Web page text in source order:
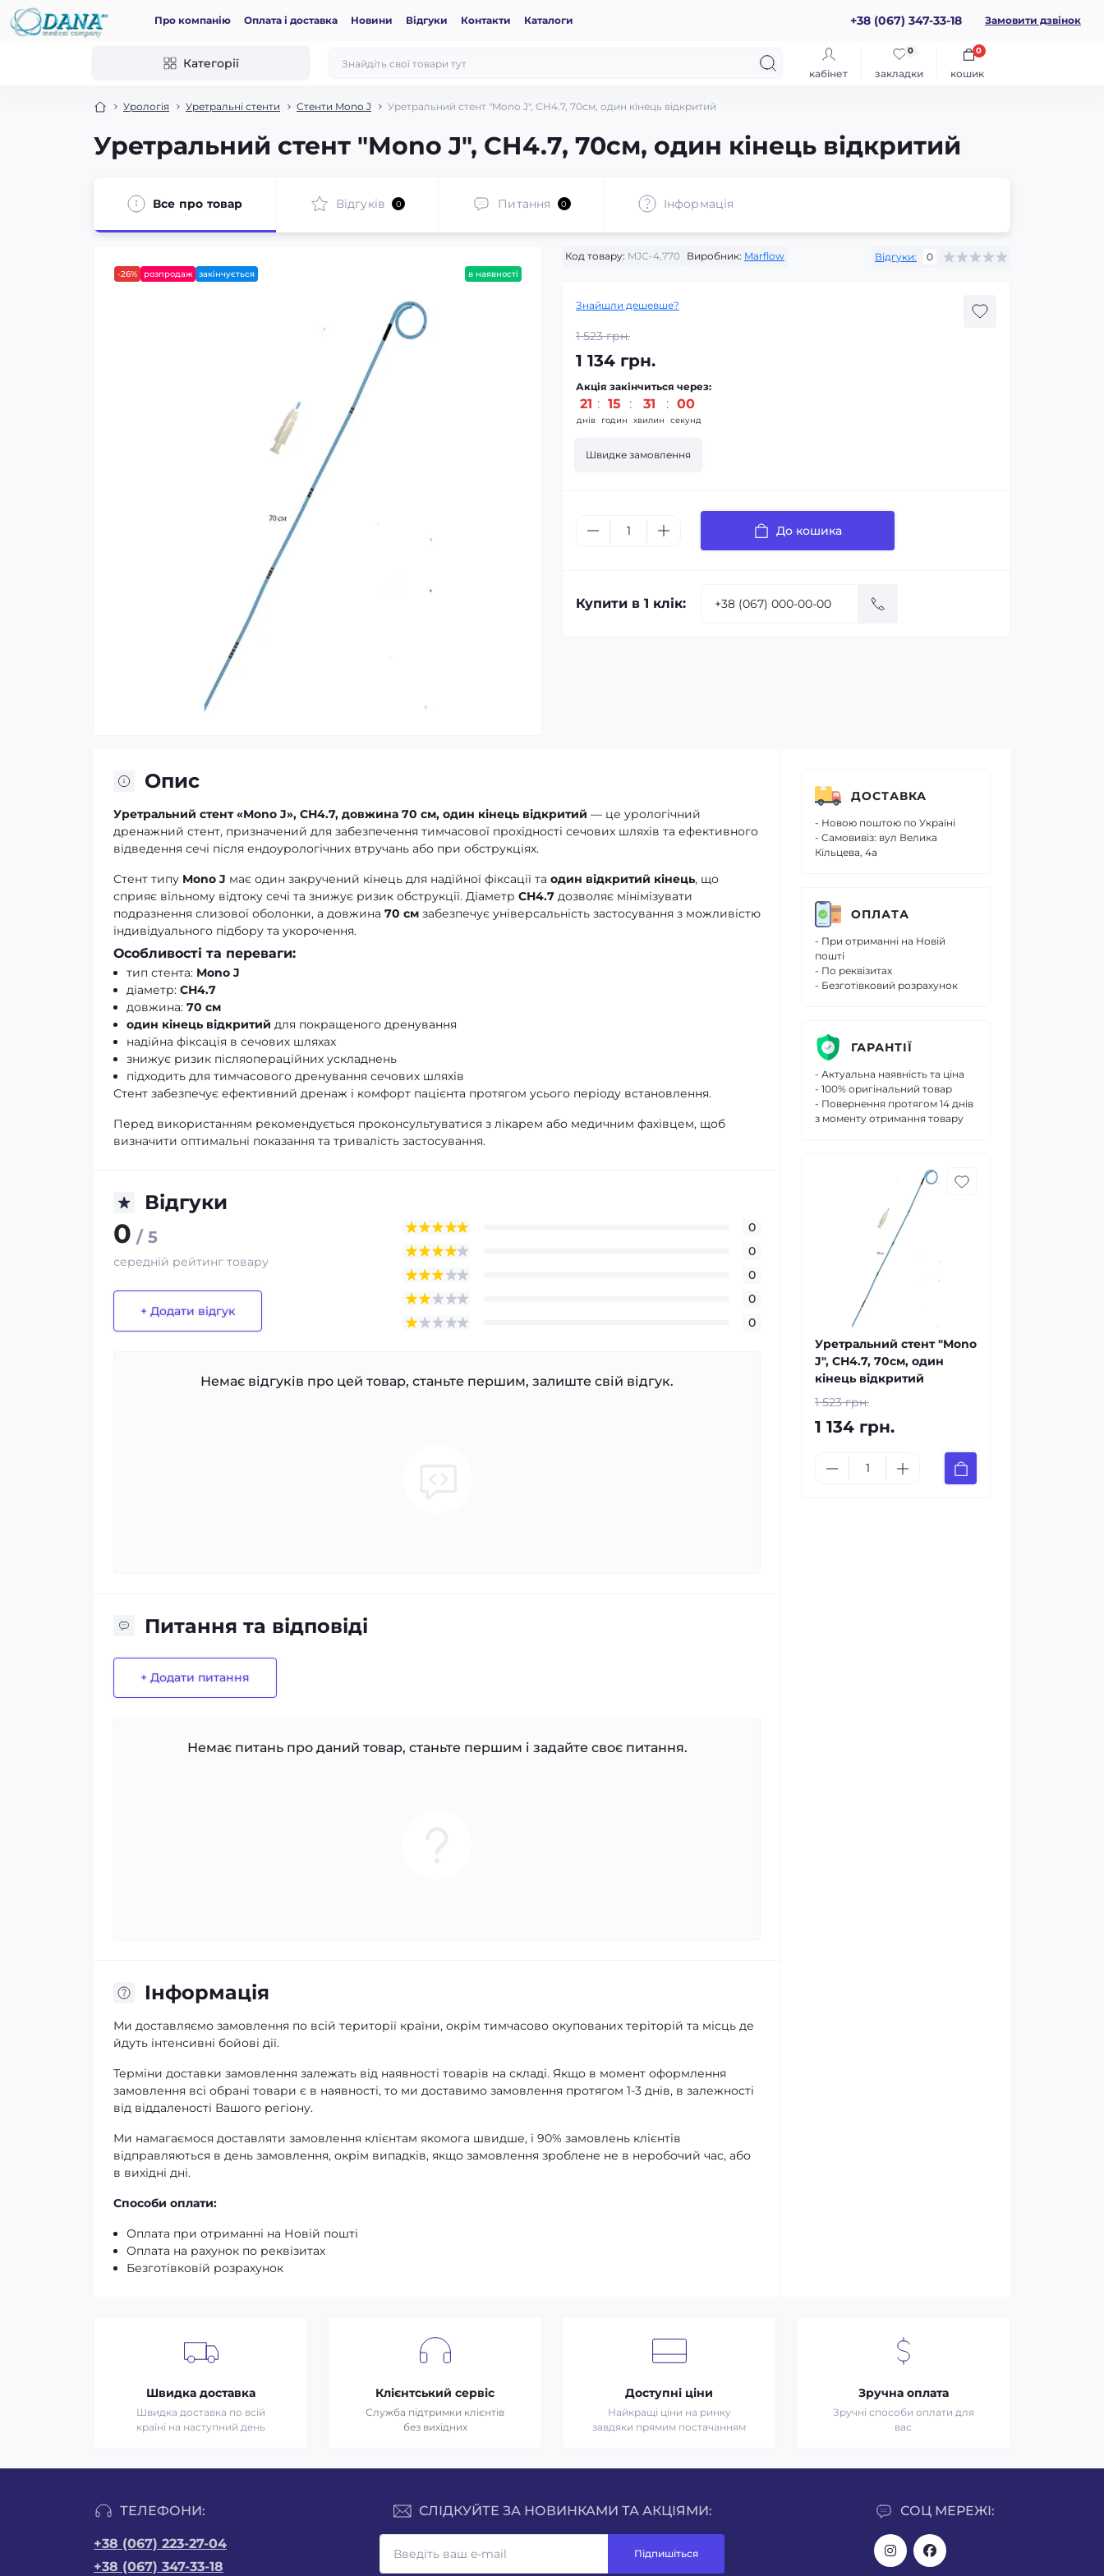
Про компанію Оплата і доставка Новини Відгуки Контакти Каталоги +38 (067) 347-33-18 Замовити дзвінок
Категорії
кабінет закладки
0
кошик
0
Урологія Уретральні стенти Стенти Mono J Уретральний стент "Mono J", СН4.7, 70см, один кінець відкритий
Уретральний стент "Mono J", СН4.7, 70см, один кінець відкритий
Все про товар Відгуків 0 Питання 0 Iнформація
-26% розпродаж закінчується в наявності
Код товару: MJС-4,770 Виробник: Marflow Відгуки: 0
Знайшли дешевше?
1 523 грн.
1 134 грн.
Акція закінчиться через:
21
днів
15
годин
30
хвилин
59
секунд
Швидке замовлення
До кошика
Купити в 1 клік:
Опис
Уретральний стент «Mono J», СН4.7, довжина 70 см, один кінець відкритий — це урологічний
дренажний стент, призначений для забезпечення тимчасової прохідності сечових шляхів та ефективного
відведення сечі після ендоурологічних втручань або при обструкціях.
Стент типу Mono J має один закручений кінець для надійної фіксації та один відкритий кінець, що
сприяє вільному відтоку сечі та знижує ризик обструкції. Діаметр СН4.7 дозволяє мінімізувати
подразнення слизової оболонки, а довжина 70 см забезпечує універсальність застосування з можливістю
індивідуального підбору та укорочення.
Особливості та переваги:
тип стента: Mono J
діаметр: СН4.7
довжина: 70 см
один кінець відкритий для покращеного дренування
надійна фіксація в сечових шляхах
знижує ризик післяопераційних ускладнень
підходить для тимчасового дренування сечових шляхів
Стент забезпечує ефективний дренаж і комфорт пацієнта протягом усього періоду встановлення.
Перед використанням рекомендується проконсультуватися з лікарем або медичним фахівцем, щоб
визначити оптимальні показання та тривалість застосування.
Відгуки
0 / 5
середній рейтинг товару
+ Додати відгук
0
0
0
0
0
Немає відгуків про цей товар, станьте першим, залиште свій відгук.
Питання та відповіді
+ Додати питання
Немає питань про даний товар, станьте першим і задайте своє питання.
Iнформація
Ми доставляємо замовлення по всій території країни, окрім тимчасово окупованих теріторій та місць де
йдуть інтенсивні бойові дії.
Терміни доставки замовлення залежать від наявності товарів на складі. Якщо в момент оформлення
замовлення всі обрані товари є в наявності, то ми доставимо замовлення протягом 1-3 днів, в залежності
від віддаленості Вашого регіону.
Ми намагаємося доставляти замовлення клієнтам якомога швидше, і 90% замовлень клієнтів
відправляються в день замовлення, окрім випадків, якщо замовлення зроблене не в неробочий час, або
в вихідні дні.
Способи оплати:
Оплата при отриманні на Новій пошті
Оплата на рахунок по реквізитах
Безготівковій розрахунок
ДОСТАВКА
- Новою поштою по Україні
- Самовивіз: вул Велика
Кільцева, 4а
ОПЛАТА
- При отриманні на Новій
пошті
- По реквізитах
- Безготівковий розрахунок
ГАРАНТІЇ
- Актуальна наявність та ціна
- 100% оригінальний товар
- Повернення протягом 14 днів
з моменту отримання товару
Уретральний стент "Mono
J", СН4.7, 70см, один
кінець відкритий
1 523 грн.
1 134 грн.
Швидка доставка
Швидка доставка по всій
країні на наступний день
Клієнтський сервіс
Служба підтримки клієнтів
без вихідних
Доступні ціни
Найкращі ціни на ринку
завдяки прямим постачанням
Зручна оплата
Зручні способи оплати для
вас
ТЕЛЕФОНИ:
+38 (067) 223-27-04
+38 (067) 347-33-18
СОЦ МЕРЕЖІ:
СЛІДКУЙТЕ ЗА НОВИНКАМИ ТА АКЦІЯМИ:
Підпишіться